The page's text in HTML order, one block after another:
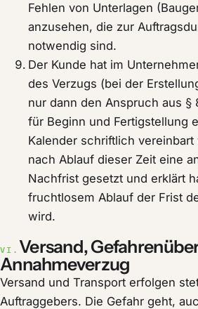
Fehlen von Unterlagen
anzusehen, die zur
notwendig sind.
Der Kunde hat im
des Verzugs (bei der
nur dann den Anspruch aus §
für Beginn und Fertigstellung
Kalender schriftlich vereinbart
nach Ablauf dieser Zeit eine
Nachfrist gesetzt und erklärt
fruchtlosem Ablauf der Frist
wird.
VI. Versand,
Annahmeverzug
Versand und Transport erfolgen
Auftraggebers. Die Gefahr geht,